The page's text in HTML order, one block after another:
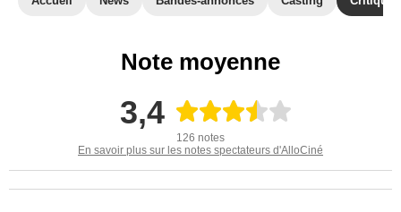
Note moyenne
3,4
126 notes
En savoir plus sur les notes spectateurs d'AlloCiné